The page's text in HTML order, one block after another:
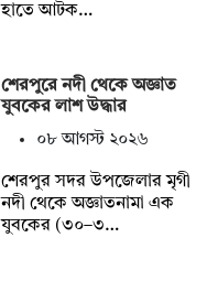
হাতে আটক…
শেরপুরে নদী থেকে অজ্ঞাত
যুবকের লাশ উদ্ধার
০৮ আগস্ট ২০২৬
শেরপুর সদর উপজেলার মৃগী
নদী থেকে অজ্ঞাতনামা এক
যুবকের (৩০–৩…